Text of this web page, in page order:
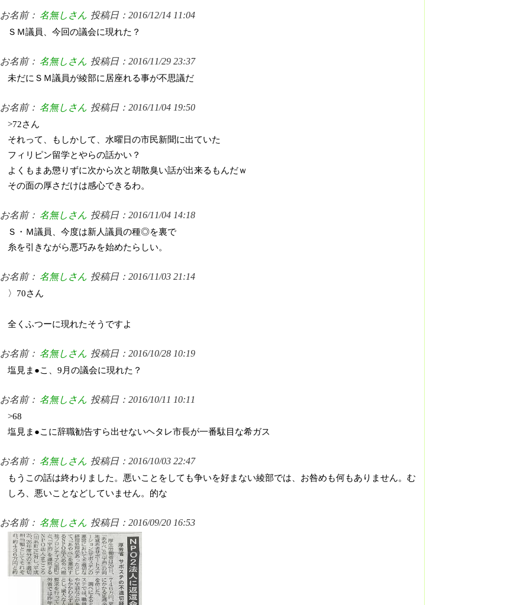
お名前： 名無しさん 投稿日：2016/12/14 11:04
ＳＭ議員、今回の議会に現れた？
お名前： 名無しさん 投稿日：2016/11/29 23:37
未だにＳＭ議員が綾部に居座れる事が不思議だ
お名前： 名無しさん 投稿日：2016/11/04 19:50
>72さん
それって、もしかして、水曜日の市民新聞に出ていた
フィリピン留学とやらの話かい？
よくもまあ懲りずに次から次と胡散臭い話が出来るもんだｗ
その面の厚さだけは感心できるわ。
お名前： 名無しさん 投稿日：2016/11/04 14:18
Ｓ・Ｍ議員、今度は新人議員の種◎を裏で
糸を引きながら悪巧みを始めたらしい。
お名前： 名無しさん 投稿日：2016/11/03 21:14
〉70さん
全くふつーに現れたそうですよ
お名前： 名無しさん 投稿日：2016/10/28 10:19
塩見ま●こ、9月の議会に現れた？
お名前： 名無しさん 投稿日：2016/10/11 10:11
>68
塩見ま●こに辞職勧告すら出せないヘタレ市長が一番駄目な希ガス
お名前： 名無しさん 投稿日：2016/10/03 22:47
もうこの話は終わりました。悪いことをしても争いを好まない綾部では、お咎めも何もありません。む
しろ、悪いことなどしていません。的な
お名前： 名無しさん 投稿日：2016/09/20 16:53